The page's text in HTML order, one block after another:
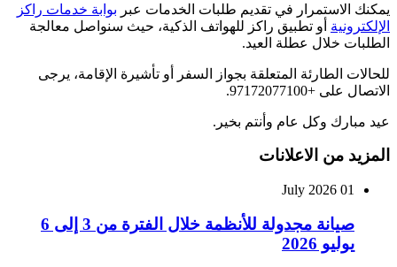
يمكنك الاستمرار في تقديم طلبات الخدمات عبر بوابة خدمات راكز
الإلكترونية أو تطبيق راكز للهواتف الذكية، حيث سنواصل معالجة
الطلبات خلال عطلة العيد.
للحالات الطارئة المتعلقة بجواز السفر أو تأشيرة الإقامة، يرجى
الاتصال على +97172077100.
عيد مبارك وكل عام وأنتم بخير.
المزيد من الاعلانات
01 July 2026
صيانة مجدولة للأنظمة خلال الفترة من 3 إلى 6
يوليو 2026